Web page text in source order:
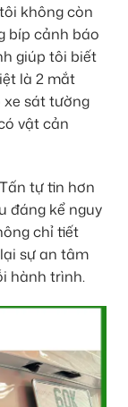
không còn
bíp cảnh báo
giúp tôi biết
là 2 mắt
sát tường
vật cản
tự tin hơn
đáng kể nguy
chỉ tiết
sự an tâm
hành trình.